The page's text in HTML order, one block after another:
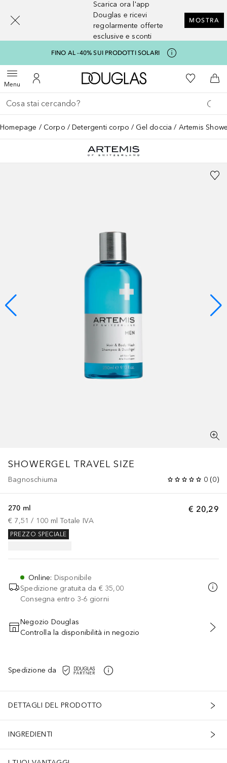
Scarica ora l'app
Douglas e ricevi
regolarmente offerte
esclusive e sconti
MOSTRA
FINO AL -40% SUI PRODOTTI SOLARI
MenuApri menuAl Mio Account
A Douglas HomeAlla Mia
Al
Torna indietro
Esegui ricerca
Homepage Corpo Detergenti corpo Gel doccia Artemis
SHOWERGEL TRAVEL SIZE
Bagnoschiuma 0 (0)
€ 20,29
270 ml
€ 7,51 / 100 ml Totale IVA
PREZZO SPECIALE
Online: Disponibile
Spedizione gratuita da € 35,00
Consegna entro 3-6 giorni
AGGIUNGI AL CARRELLO
Negozio Douglas
Controlla la disponibilità in negozio
Spedizione da
DETTAGLI DEL PRODOTTO
INGREDIENTI
[navigation.slideout.screenreader]